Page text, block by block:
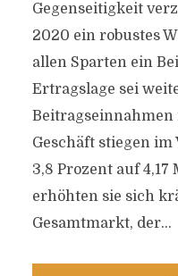
Gegenseitigkeit
2020 ein robustes
allen Sparten ein
Ertragslage sei
Beitragseinnahmen
Geschäft stiegen
3,8 Prozent auf
erhöhten sie sich
Gesamtmarkt, der...